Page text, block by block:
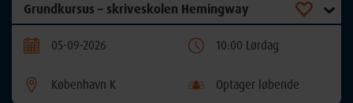
Grundkursus – skriveskolen Hemingway
05-09-2026 10:00 Lørdag
København K Optager løbende